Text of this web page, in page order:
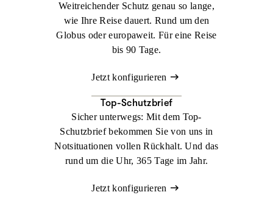
Weitreichender Schutz genau so lange,
wie Ihre Reise dauert. Rund um den
Globus oder europaweit. Für eine Reise
bis 90 Tage.
Jetzt konfigurieren
Top-Schutzbrief
Sicher unterwegs: Mit dem Top-
Schutzbrief bekommen Sie von uns in
Notsituationen vollen Rückhalt. Und das
rund um die Uhr, 365 Tage im Jahr.
Jetzt konfigurieren